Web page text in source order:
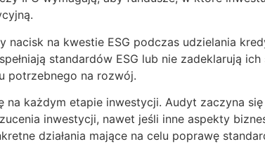
nacisk na kwestie ESG podczas udzielania
standardów ESG lub nie zadeklarują
potrzebnego na rozwój.
na każdym etapie inwestycji. Audyt zaczyna
inwestycji, nawet jeśli inne aspekty
działania mające na celu poprawę